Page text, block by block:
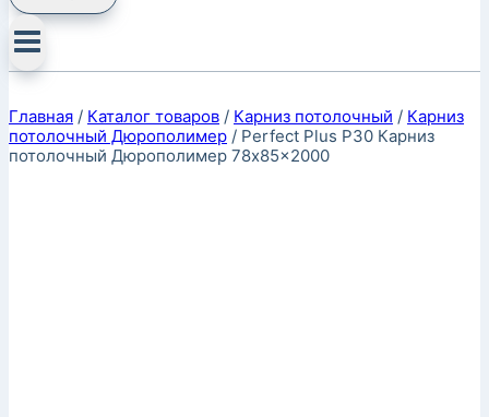
Главная / Каталог товаров / Карниз потолочный / Карниз
потолочный Дюрополимер / Perfect Plus P30 Карниз
потолочный Дюрополимер 78x85x2000